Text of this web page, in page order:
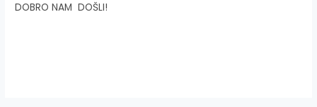
DOBRO NAM DOŠLI!